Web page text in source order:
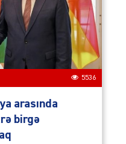
5536
arasında
birgə